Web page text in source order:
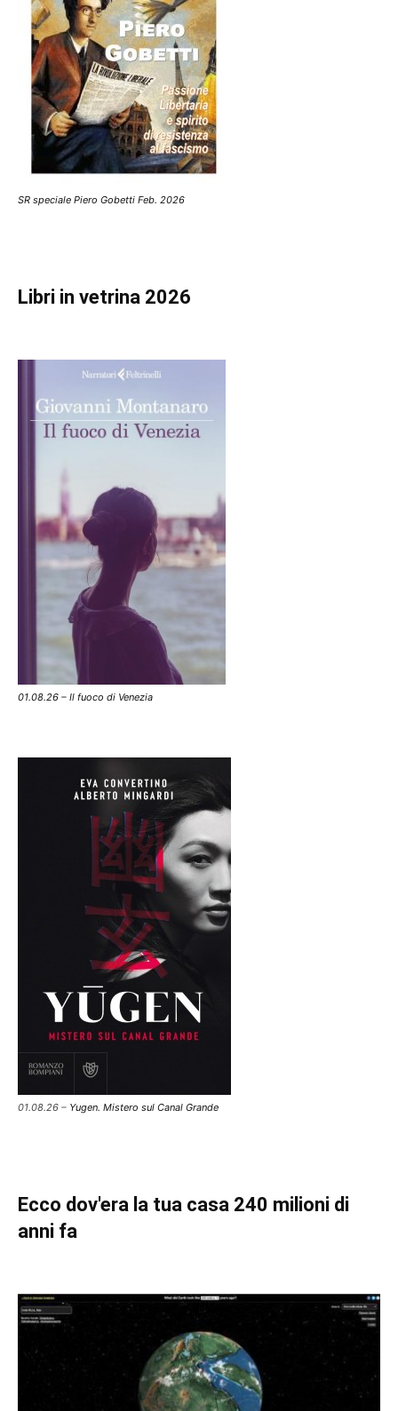
SR speciale Piero Gobetti Feb. 2026
Libri in vetrina 2026
01.08.26 – Il fuoco di Venezia
01.08.26 – Yugen. Mistero sul Canal Grande
Ecco dov'era la tua casa 240 milioni di
anni fa